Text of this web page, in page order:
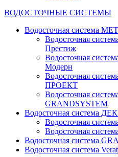
ВОДОСТОЧНЫЕ СИСТЕМЫ
Водосточная система
Водосточная
Престиж
Водосточная
Модерн
Водосточная
ПРОЕКТ
Водосточная
GRANDSYSTEM
Водосточная система
Водосточная
Водосточная
Водосточная система
Водосточная система Verat